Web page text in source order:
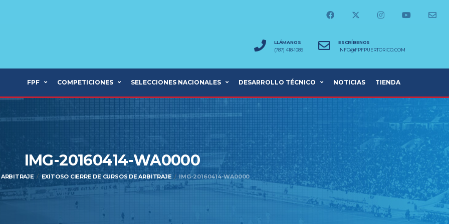
LLÁMANOS
(787) 418-1089
ESCRÍBENOS
INFO@FPFPUERTORICO.COM
FPF COMPETICIONES SELECCIONES NACIONALES DESARROLLO TÉCNICO NOTICIAS TIENDA
IMG-20160414-WA0000
ARBITRAJE EXITOSO CIERRE DE CURSOS DE ARBITRAJE IMG-20160414-WA0000